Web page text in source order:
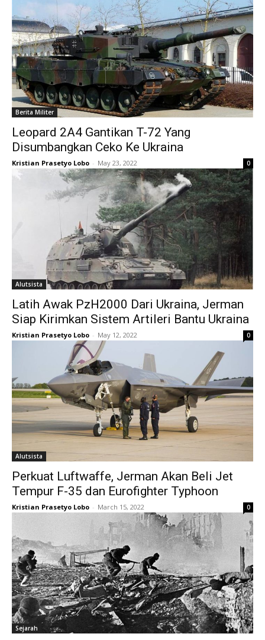
Berita Militer
Leopard 2A4 Gantikan T-72 Yang
Disumbangkan Ceko Ke Ukraina
Kristian Prasetyo Lobo - May 23, 2022 0
Alutsista
Latih Awak PzH2000 Dari Ukraina, Jerman
Siap Kirimkan Sistem Artileri Bantu Ukraina
Kristian Prasetyo Lobo - May 12, 2022 0
Alutsista
Perkuat Luftwaffe, Jerman Akan Beli Jet
Tempur F-35 dan Eurofighter Typhoon
Kristian Prasetyo Lobo - March 15, 2022 0
Sejarah